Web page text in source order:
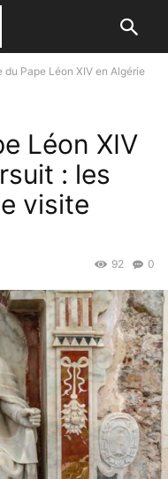
du Pape Léon XIV en Algérie
Léon XIV
: les
visite
0
92